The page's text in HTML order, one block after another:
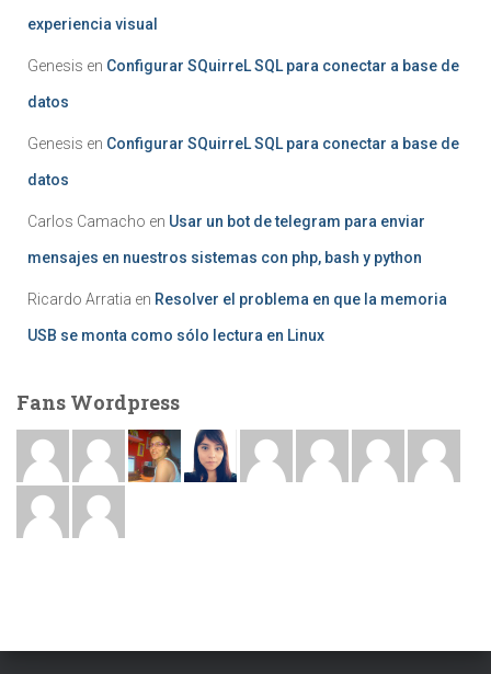
experiencia visual
Genesis en Configurar SQuirreL SQL para conectar a base de
datos
Genesis en Configurar SQuirreL SQL para conectar a base de
datos
Carlos Camacho en Usar un bot de telegram para enviar
mensajes en nuestros sistemas con php, bash y python
Ricardo Arratia en Resolver el problema en que la memoria
USB se monta como sólo lectura en Linux
Fans Wordpress